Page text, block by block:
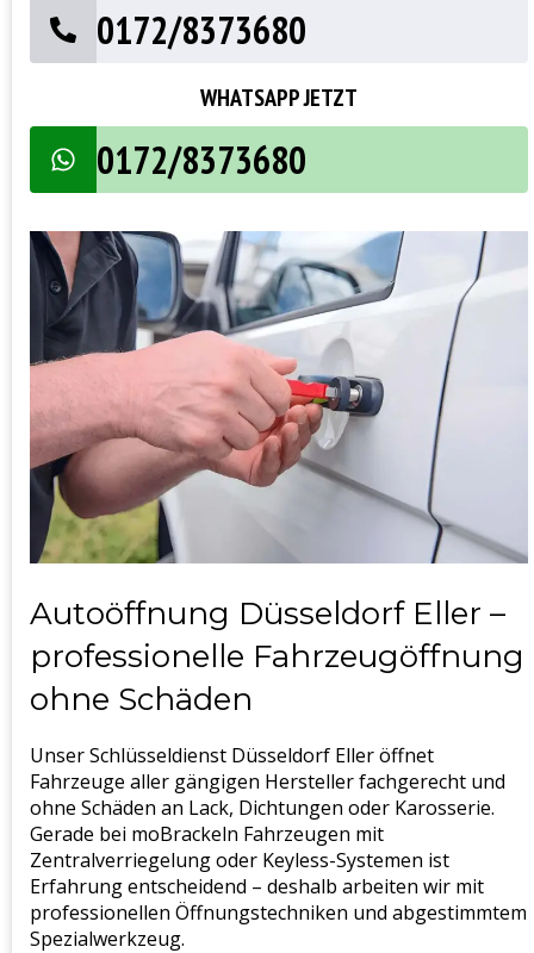
0172/8373680
WHATSAPP JETZT
0172/8373680
Autoöffnung Düsseldorf Eller –
professionelle Fahrzeugöffnung
ohne Schäden
Unser Schlüsseldienst Düsseldorf Eller öffnet
Fahrzeuge aller gängigen Hersteller fachgerecht und
ohne Schäden an Lack, Dichtungen oder Karosserie.
Gerade bei moBrackeln Fahrzeugen mit
Zentralverriegelung oder Keyless-Systemen ist
Erfahrung entscheidend – deshalb arbeiten wir mit
professionellen Öffnungstechniken und abgestimmtem
Spezialwerkzeug.